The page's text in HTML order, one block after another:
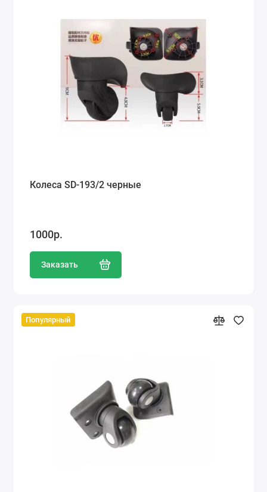
Ремонт мобильных телефонов
Гравировка
Макеты для печати на кружках
Колеса SD-193/2 черные
1000р.
Заказать
Популярный